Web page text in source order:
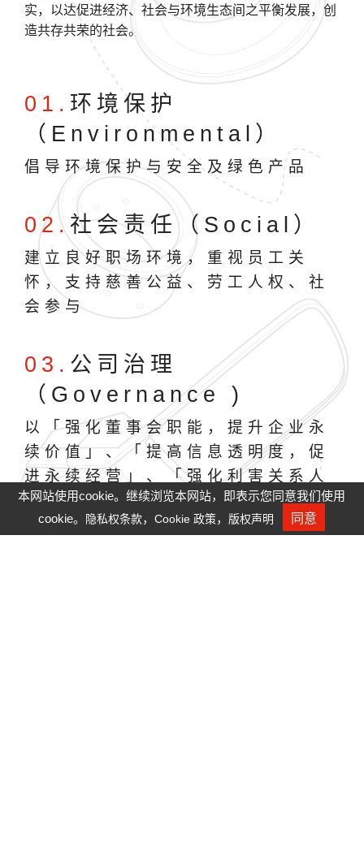
实，以达促进经济、社会与环境生态间之平衡发展，创
造共存共荣的社会。
01. 环境保护
（Environmental）
倡导环境保护与安全及绿色产品
02. 社会责任（Social）
建立良好职场环境，重视员工关
怀，支持慈善公益、劳工人权、社
会参与
03. 公司治理
（Governance )
以「强化董事会职能，提升企业永
续价值」、「提高信息透明度，促
进永续经营」、「强化利害关系人
沟通，营造良好互动管道」、「接
轨国际规范，引导尽职治理」及
人才招募
本网站使用cookie。继续浏览本网站，即表示您同意我们使用
cookie。
隐私权条款，Cookie 政策， 版权声明 同意